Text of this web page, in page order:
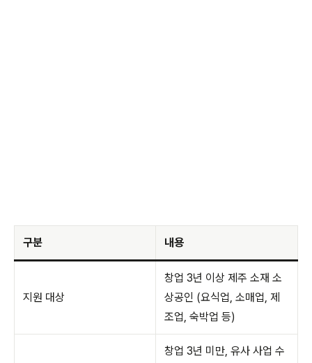
구분 내용
지원 대상
창업 3년 이상 제주 소재 소
상공인 (요식업, 소매업, 제
조업, 숙박업 등)
창업 3년 미만, 유사 사업 수